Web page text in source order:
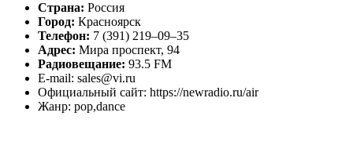
Страна: Россия
Город: Красноярск
Телефон: 7 (391) 219–09–35
Адрес: Мира проспект, 94
Радиовещание: 93.5 FM
E-mail: sales@vi.ru
Официальный сайт: https://newradio.ru/air
Жанр: pop,dance